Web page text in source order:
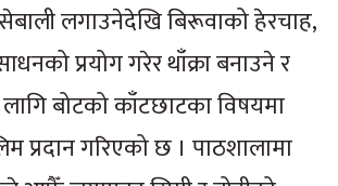
लगाउनेदेखि बिरूवाको हेरचाह,
प्रयोग गरेर थाँक्रा बनाउने र
बोटको काँटछाटका विषयमा
प्रदान गरिएको छ । पाठशालामा